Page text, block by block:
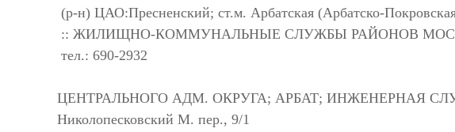
(р-н) ЦАО:Пресненский; ст.м. Арбатская (Арбатско-
:: ЖИЛИЩНО-КОММУНАЛЬНЫЕ СЛУЖБЫ РАЙОНОВ
тел.: 690-2932
ЦЕНТРАЛЬНОГО АДМ. ОКРУГА; АРБАТ; ИНЖЕНЕРНАЯ
Николопесковский М. пер., 9/1